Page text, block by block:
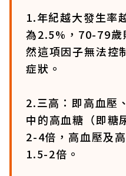
1.年紀越大發生率
為2.5%，70-79歲
然這項因子無法控
症狀。
2.三高：即高血壓
中的高血糖（即糖
2-4倍，高血壓及
1.5-2倍。